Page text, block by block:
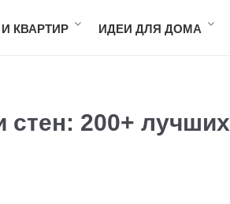
КВАРТИР ИДЕИ ДЛЯ ДОМА
стен: 200+ лучших